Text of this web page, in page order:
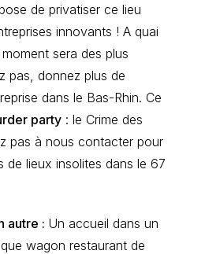
de privatiser ce lieu
innovants ! A quai
sera des plus
pas, donnez plus de
dans le Bas-Rhin. Ce
party : le Crime des
pas à nous contacter pour
de lieux insolites dans le 67
autre : Un accueil dans un
wagon restaurant de